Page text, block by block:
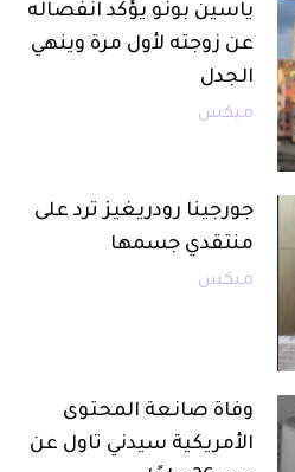
ياسين بونو يؤكد انفصاله
عن زوجته لأول مرة وينهي
الجدل
ميكس
جورجينا رودريغيز ترد على
منتقدي جسمها
ميكس
وفاة صانعة المحتوى
الأمريكية سيدني تاول عن